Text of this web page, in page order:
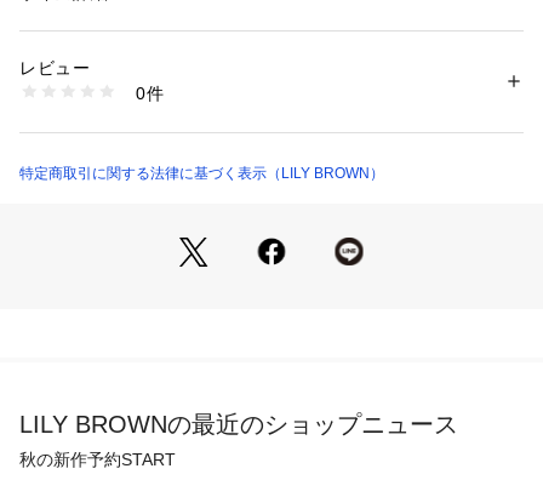
イン性を高めると同時に、気になるバックスタイルを自然にカ
バーしてくれる視覚効果も。リラックス感がありながらも、洗
【Fabric】
を合わせるだけでも奥行きのあるスタイリングが完成します。
素材：表地:綿100%/裏地:ポリエステル100%
商品番号：
LWNP262087 （ショップ）
レビュー
0件
特定商取引に関する法律に基づく表示（LILY BROWN）
LILY BROWNの最近のショップニュース
秋の新作予約START